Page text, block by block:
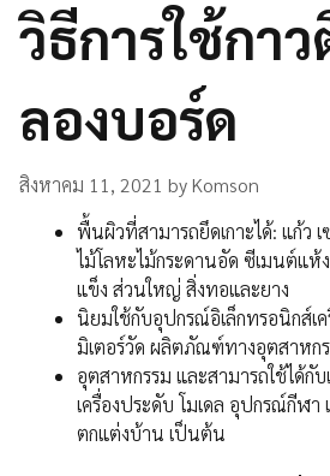
วิธีการใช้กา
ลองบอร์ด
สิงหาคม 11, 2021 byKomson
พื้นผิวที่สามารถยึดเกาะได้: แก้ว
ไม้โลหะไม้กระดานอัด ซีเมนต์แ
แข็ง ส่วนใหญ่ สิ่งทอและยาง
นิยมใช้กับอุปกรณ์อิเล็กทรอนิกส์เ
มิเตอร์วัด ผลิตภัณฑ์ทางอุตสาหก
อุตสาหกรรม และสามารถใช้ได้กับ
เครื่องประดับ โมเดล อุปกรณ์กีฬา
ตกแต่งบ้าน เป็นต้น